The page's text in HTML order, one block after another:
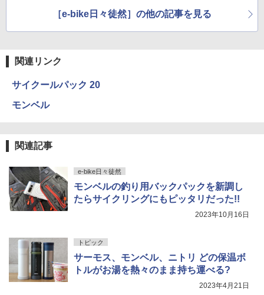
［e-bike日々徒然］の他の記事を見る
関連リンク
サイクールパック 20
モンベル
関連記事
e-bike日々徒然
モンベルの釣り用バックパックを新調し
たらサイクリングにもピッタリだった!!
2023年10月16日
トピック
サーモス、モンベル、ニトリ どの保温ボ
トルがお湯を熱々のまま持ち運べる?
2023年4月21日